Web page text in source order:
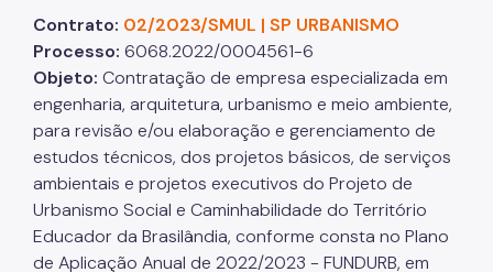
Portal de Licenciamento
Aprova Rápido
Requalifica Rápido
Controle do uso
Certificado de Acessibilidade
Segurança de uso das Edificações
Contrato: 02/2023/SMUL | SP URBANISMO
Processo: 6068.2022/0004561-6
Objeto: Contratação de empresa especializada em
engenharia, arquitetura, urbanismo e meio ambiente,
para revisão e/ou elaboração e gerenciamento de
estudos técnicos, dos projetos básicos, de serviços
ambientais e projetos executivos do Projeto de
Urbanismo Social e Caminhabilidade do Território
Educador da Brasilândia, conforme consta no Plano
de Aplicação Anual de 2022/2023 - FUNDURB, em